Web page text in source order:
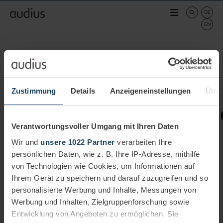
Zustimmung Details Anzeigeneinstellungen
Verantwortungsvoller Umgang mit Ihren Daten
Wir und unsere 1022 Partner verarbeiten Ihre
persönlichen Daten, wie z. B. Ihre IP-Adresse, mithilfe
von Technologien wie Cookies, um Informationen auf
Ihrem Gerät zu speichern und darauf zuzugreifen und so
personalisierte Werbung und Inhalte, Messungen von
Werbung und Inhalten, Zielgruppenforschung sowie
Entwicklung von Angeboten zu ermöglichen. Sie